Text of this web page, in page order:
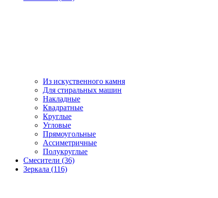
Из искуственного камня
Для стиральных машин
Накладные
Квадратные
Круглые
Угловые
Прямоугольные
Ассиметричные
Полукруглые
Смесители (36)
Зеркала (116)